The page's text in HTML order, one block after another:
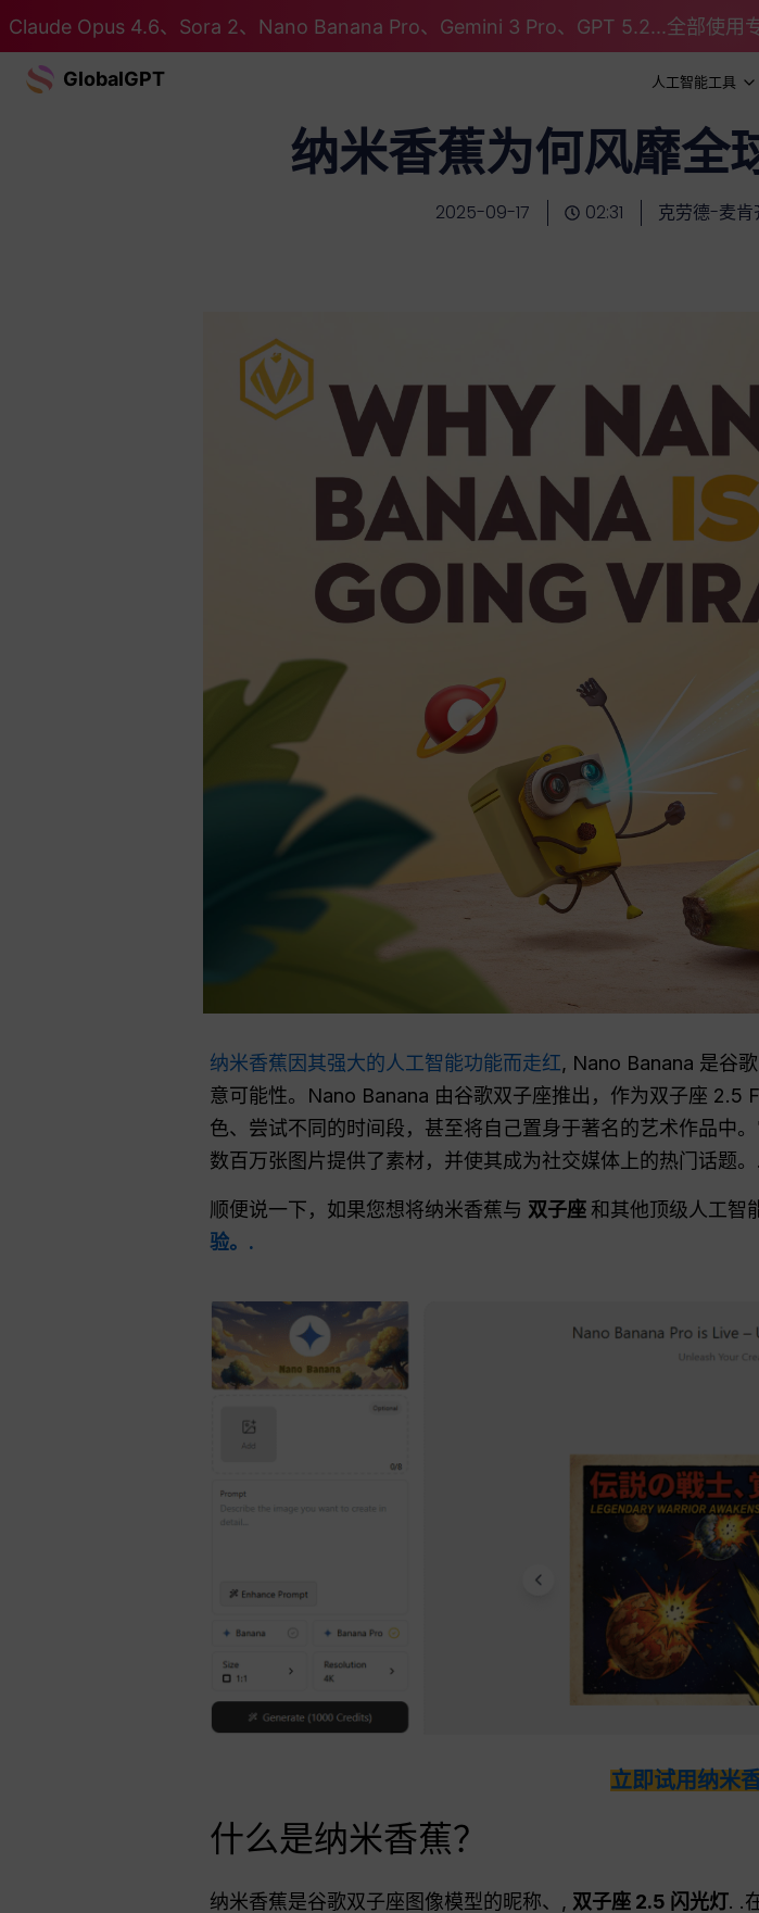
Claude Opus 4.6、Sora 2、Nano Banana Pro、Gemini 3 Pro、GPT 5.2...全部使用
GlobalGPT 人工智能工具
纳米香蕉为何风靡全
2025-09-17 02:31 克劳德-麦肯
纳米香蕉因其强大的人工智能功能而走红, Nano Banana 是谷
意可能性。Nano Banana 由谷歌双子座推出，作为双子座 2.5
色、尝试不同的时间段，甚至将自己置身于著名的艺术作品中
数百万张图片提供了素材，并使其成为社交媒体上的热门话题。.
顺便说一下，如果您想将纳米香蕉与 双子座和其他顶级人工智
验。.
立即试用纳米
什么是纳米香蕉？
纳米香蕉是谷歌双子座图像模型的昵称、, 双子座 2.5 闪光灯. .